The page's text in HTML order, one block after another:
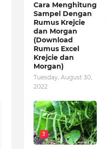
Cara Menghitung
Sampel Dengan
Rumus Krejcie
dan Morgan
(Download
Rumus Excel
Krejcie dan
Morgan)
Tuesday, August 30,
2022
3